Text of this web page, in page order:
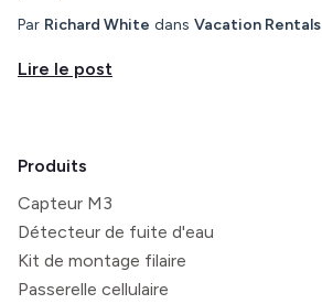
Par Richard White dans Vacation Rentals
Lire le post
Produits
Capteur M3
Détecteur de fuite d'eau
Kit de montage filaire
Passerelle cellulaire